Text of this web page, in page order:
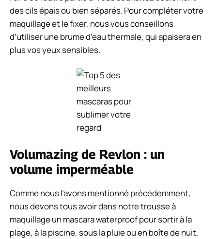
des cils épais ou bien séparés. Pour compléter votre
maquillage et le fixer, nous vous conseillons
d’utiliser une brume d’eau thermale, qui apaisera en
plus vos yeux sensibles.
Volumazing de Revlon : un
volume imperméable
Comme nous l’avons mentionné précédemment,
nous devons tous avoir dans notre trousse à
maquillage un mascara waterproof pour sortir à la
plage, à la piscine, sous la pluie ou en boîte de nuit.